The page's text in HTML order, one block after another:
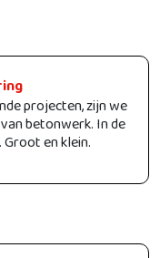
projecten, zijn we
betonwerk. In de
en klein.